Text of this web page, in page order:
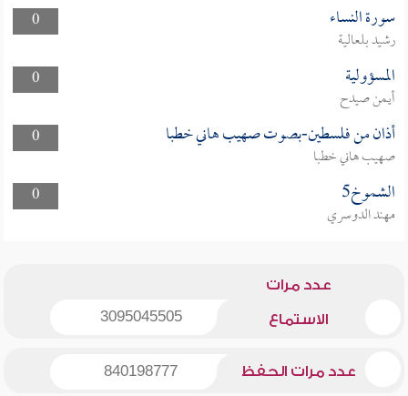
0
سورة النساء
رشيد بلعالية
0
المسؤولية
أيمن صيدح
0
أذان من فلسطين-بصوت صهيب هاني خطبا
صهيب هاني خطبا
0
الشموخ5
مهند الدوسري
عدد مرات
الاستماع 3095045505
عدد مرات الحفظ 840198777